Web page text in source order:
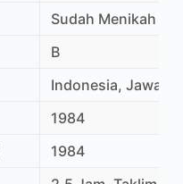
Sudah Menikah
B
Indonesia, Jawa
1984
1984